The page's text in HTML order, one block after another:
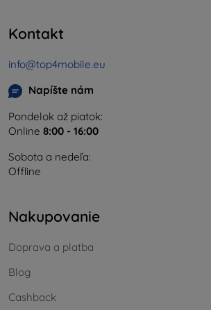
Kontakt
info@top4mobile.eu
Napíšte nám
Pondelok až piatok:
Online 8:00 - 16:00
Sobota a nedeľa:
Offline
Nakupovanie
Doprava a platba
Blog
Cashback